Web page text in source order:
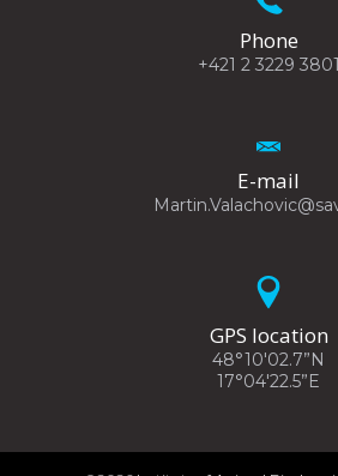
Phone
+421 2 3229 3801
E-mail
GPS location
48°10'02.7”N
17°04'22.5”E